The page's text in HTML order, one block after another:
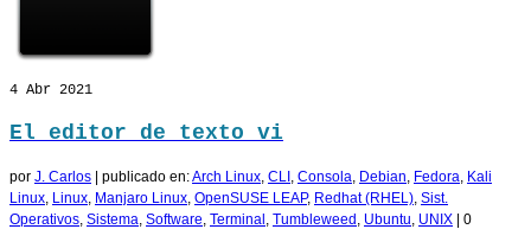
4 Abr 2021
El editor de texto vi
por J. Carlos publicado en:Arch Linux, CLI , Consola, Debian, Fedora, Kali
Linux, Linux, Manjaro Linux, OpenSUSE LEAP, Redhat (RHEL), Sist.
Operativos, Sistema, Software, Terminal , Tumbleweed , Ubuntu, UNIX 0